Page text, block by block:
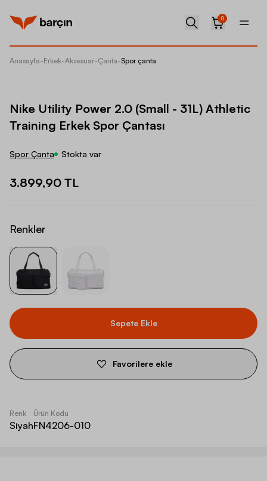
0
Anasayfa-Erkek-Aksesuar-Çanta-Spor çanta
Nike Utility Power 2.0 (Small - 31L) Athletic
Training Erkek Spor Çantası
Spor Çanta Stokta var
3.899,90 TL
Renkler
Sepete Ekle
Favorilere ekle
Renk
Siyah
Ürün Kodu
FN4206-010